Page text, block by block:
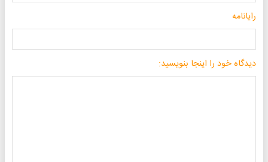
رایانامه
دیدگاه خود را اینجا بنویسید: